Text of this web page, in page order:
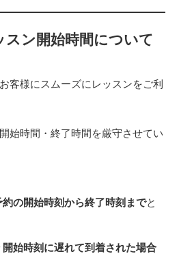
ン開始時間について
客様にスムーズにレッスンをご利
始時間・終了時間を厳守させてい
約の開始時刻から終了時刻までと
開始時刻に遅れて到着された場合